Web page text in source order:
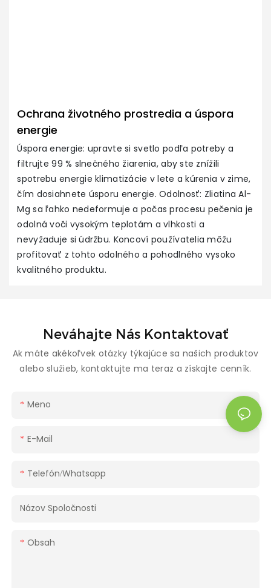
Ochrana životného prostredia a úspora
energie
Úspora energie: upravte si svetlo podľa potreby a
filtrujte 99 % slnečného žiarenia, aby ste znížili
spotrebu energie klimatizácie v lete a kúrenia v zime,
čím dosiahnete úsporu energie. Odolnosť: Zliatina Al-
Mg sa ľahko nedeformuje a počas procesu pečenia je
odolná voči vysokým teplotám a vlhkosti a
nevyžaduje si údržbu. Koncoví používatelia môžu
profitovať z tohto odolného a pohodlného vysoko
kvalitného produktu.
Neváhajte Nás Kontaktovať
Ak máte akékoľvek otázky týkajúce sa našich produktov
alebo služieb, kontaktujte ma teraz a získajte cenník.
Meno
E-Mail
Telefón/whatsapp
Názov Spoločnosti
Obsah